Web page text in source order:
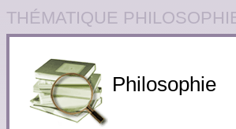
THÉMATIQUE
Philosophie